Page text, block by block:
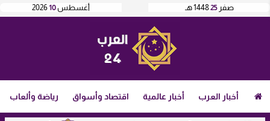
أغسطس10
2026 صفر 251448 هـ
أخبار العرب أخبار عالمية اقتصاد وأسواق رياضة وألعاب